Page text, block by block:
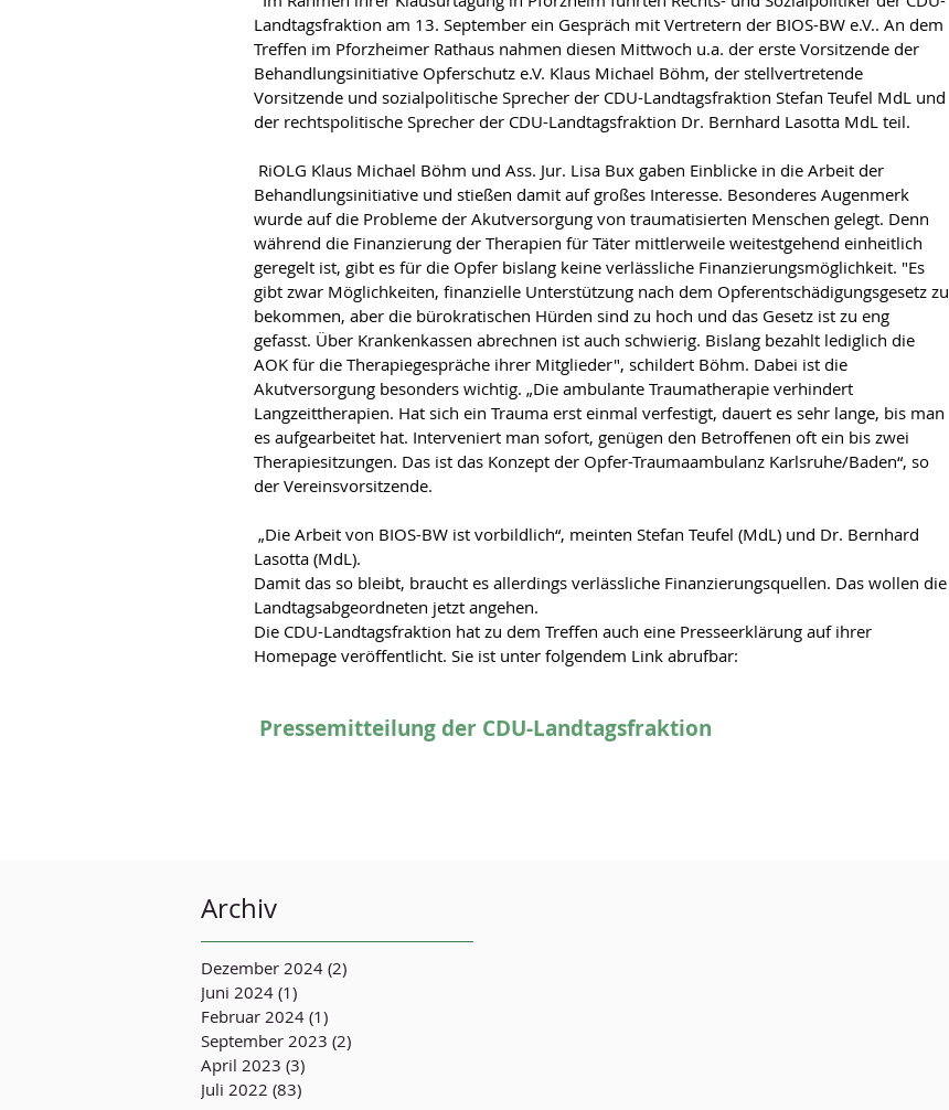
Landtagsfraktion am 13. September ein Gespräch mit Vertretern der BIOS-BW e.V.. An dem
Treffen im Pforzheimer Rathaus nahmen diesen Mittwoch u.a. der erste Vorsitzende der
Behandlungsinitiative Opferschutz e.V. Klaus Michael Böhm, der stellvertretende
Vorsitzende und sozialpolitische Sprecher der CDU-Landtagsfraktion Stefan Teufel MdL und
der rechtspolitische Sprecher der CDU-Landtagsfraktion Dr. Bernhard Lasotta MdL teil.
Behandlungsinitiative und stießen damit auf großes Interesse. Besonderes Augenmerk
wurde auf die Probleme der Akutversorgung von traumatisierten Menschen gelegt. Denn
während die Finanzierung der Therapien für Täter mittlerweile weitestgehend einheitlich
geregelt ist, gibt es für die Opfer bislang keine verlässliche Finanzierungsmöglichkeit. "Es
gibt zwar Möglichkeiten, finanzielle Unterstützung nach dem Opferentschädigungsgesetz zu
bekommen, aber die bürokratischen Hürden sind zu hoch und das Gesetz ist zu eng
gefasst. Über Krankenkassen abrechnen ist auch schwierig. Bislang bezahlt lediglich die
AOK für die Therapiegespräche ihrer Mitglieder", schildert Böhm. Dabei ist die
Akutversorgung besonders wichtig. „Die ambulante Traumatherapie verhindert
Langzeittherapien. Hat sich ein Trauma erst einmal verfestigt, dauert es sehr lange, bis man
es aufgearbeitet hat. Interveniert man sofort, genügen den Betroffenen oft ein bis zwei
Therapiesitzungen. Das ist das Konzept der Opfer-Traumaambulanz Karlsruhe/Baden“, so
der Vereinsvorsitzende.
Lasotta (MdL).
Damit das so bleibt, braucht es allerdings verlässliche Finanzierungsquellen. Das wollen die
Landtagsabgeordneten jetzt angehen.
Die CDU-Landtagsfraktion hat zu dem Treffen auch eine Presseerklärung auf ihrer
Homepage veröffentlicht. Sie ist unter folgendem Link abrufbar:
Pressemitteilung der CDU-Landtagsfraktion
Archiv
Dezember 2024 (2)
Juni 2024 (1)
Februar 2024 (1)
September 2023 (2)
April 2023 (3)
Juli 2022 (83)